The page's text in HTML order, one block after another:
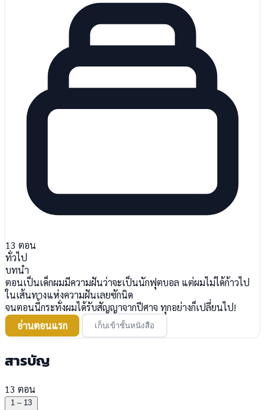
13 ตอน
ทั่วไป
บทนำ
ตอนเป็นเด็กผมมีความฝันว่าจะเป็นนักฟุตบอล แต่ผมไม่ได้ก้าวไป
ในเส้นทางแห่งความฝันเลยซักนิด
จนตอนนี้กระทั่งผมได้รับสัญญาจากปีศาจ ทุกอย่างก็เปลี่ยนไป!
อ่านตอนแรก
เก็บเข้าชั้นหนังสือ
สารบัญ
13 ตอน
1 – 13